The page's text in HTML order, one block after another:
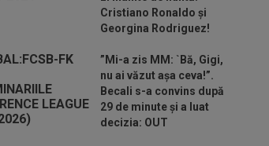
Cristiano Ronaldo și
Georgina Rodriguez!
”Mi-a zis MM: `Bă, Gigi,
nu ai văzut așa ceva!”.
Becali s-a convins după
29 de minute și a luat
decizia: OUT